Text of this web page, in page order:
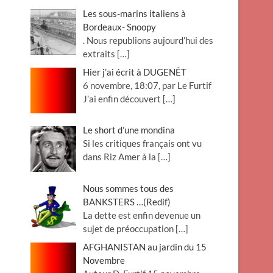
Les sous-marins italiens à
Bordeaux- Snoopy
. Nous republions aujourd’hui des
extraits […]
Hier j’ai écrit à DUGENÊT
6 novembre, 18:07, par Le Furtif
J’ai enfin découvert […]
Le short d’une mondina
Si les critiques français ont vu
dans Riz Amer à la […]
Nous sommes tous des
BANKSTERS …(Redif)
La dette est enfin devenue un
sujet de préoccupation […]
AFGHANISTAN au jardin du 15
Novembre